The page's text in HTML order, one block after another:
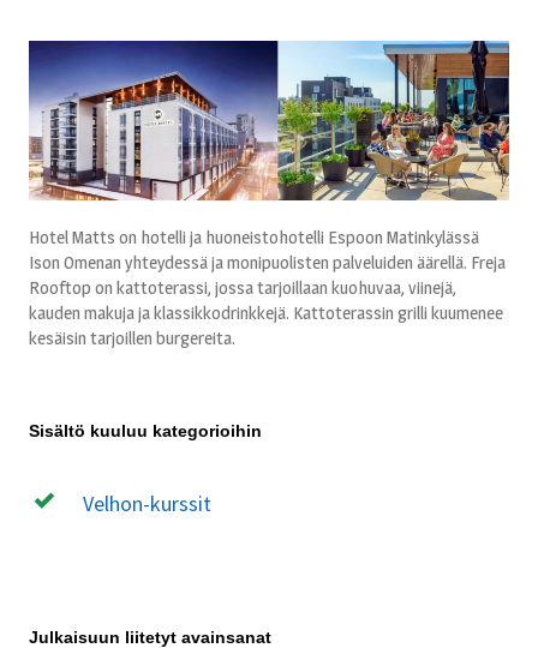
Hotel Matts on hotelli ja huoneistohotelli Espoon Matinkylässä
Ison Omenan yhteydessä ja monipuolisten palveluiden äärellä. Freja
Rooftop on kattoterassi, jossa tarjoillaan kuohuvaa, viinejä,
kauden makuja ja klassikkodrinkkejä. Kattoterassin grilli kuumenee
kesäisin tarjoillen burgereita.
Sisältö kuuluu kategorioihin
Velhon-kurssit
Julkaisuun liitetyt avainsanat